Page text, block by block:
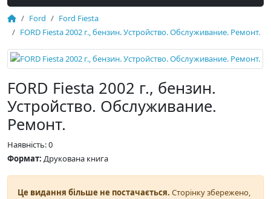
Ford
Ford Fiesta
FORD Fiesta 2002 г., бензин. Устройство. Обслуживание. Ремонт.
FORD Fiesta 2002 г., бензин.
Устройство. Обслуживание.
Ремонт.
Наявність: 0
Формат: Друкована книга
Це видання більше не постачається. Сторінку збережено,